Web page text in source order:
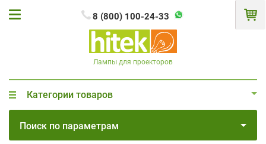
8 (800) 100-24-33
Лампы для проекторов
Категории товаров
Поиск по параметрам